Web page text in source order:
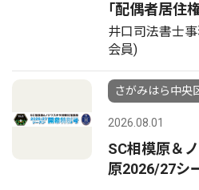
｢配偶者居住
井口司法書士
会員)
さがみはら中央
2026.08.01
SC相模原＆
原2026/27シ